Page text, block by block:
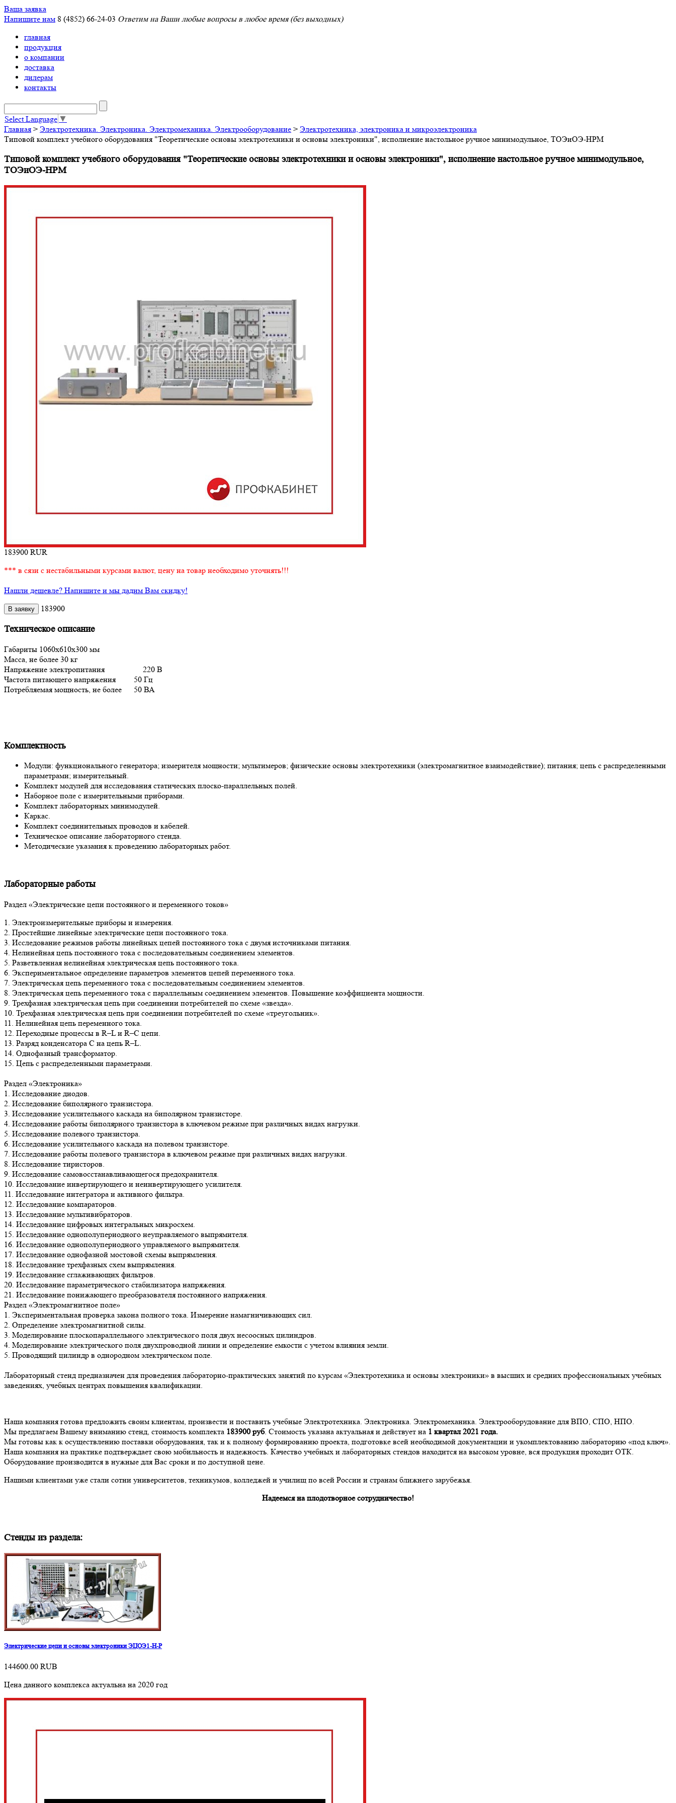
Ваша заявка
Напишите нам 8 (4852) 66-24-03 Ответим на Ваши любые вопросы в любое время (без выходных)
главная
продукция
о компании
доставка
дилерам
контакты
Select Language ▼
Главная > Электротехника. Электроника. Электромеханика. Электрооборудование > Электротехника, электроника и микроэлектроника
Типовой комплект учебного оборудования "Теоретические основы электротехники и основы электроники", исполнение настольное ручное минимодульное, ТОЭиОЭ-НРМ
Типовой комплект учебного оборудования "Теоретические основы электротехники и основы электроники", исполнение настольное ручное минимодульное,
ТОЭиОЭ-НРМ
183900 RUR
*** в сязи с нестабильными курсами валют, цену на товар необходимо уточнять!!!
Нашли дешевле? Напишите и мы дадим Вам скидку!
183900
Техническое описание
Габариты 1060х610х300 мм
Масса, не более 30 кг
Напряжение электропитания 220 В
Частота питающего напряжения 50 Гц
Потребляемая мощность, не более 50 ВА
Комплектность
Модули: функционального генератора; измерителя мощности; мультимеров; физические основы электротехники (электромагнитное взаимодействие); питания; цепь с распределенными
параметрами; измерительный.
Комплект модулей для исследования статических плоско-параллельных полей.
Наборное поле с измерительными приборами.
Комплект лабораторных минимодулей.
Каркас.
Комплект соединительных проводов и кабелей.
Техническое описание лабораторного стенда.
Методические указания к проведению лабораторных работ.
Лабораторные работы
Раздел «Электрические цепи постоянного и переменного токов»
1. Электроизмерительные приборы и измерения.
2. Простейшие линейные электрические цепи постоянного тока.
3. Исследование режимов работы линейных цепей постоянного тока с двумя источниками питания.
4. Нелинейная цепь постоянного тока с последовательным соединением элементов.
5. Разветвленная нелинейная электрическая цепь постоянного тока.
6. Экспериментальное определение параметров элементов цепей переменного тока.
7. Электрическая цепь переменного тока с последовательным соединением элементов.
8. Электрическая цепь переменного тока с параллельным соединением элементов. Повышение коэффициента мощности.
9. Трехфазная электрическая цепь при соединении потребителей по схеме «звезда».
10. Трехфазная электрическая цепь при соединении потребителей по схеме «треугольник».
11. Нелинейная цепь переменного тока.
12. Переходные процессы в R–L и R–C цепи.
13. Разряд конденсатора С на цепь R–L.
14. Однофазный трансформатор.
15. Цепь с распределенными параметрами.
Раздел «Электроника»
1. Исследование диодов.
2. Исследование биполярного транзистора.
3. Исследование усилительного каскада на биполярном транзисторе.
4. Исследование работы биполярного транзистора в ключевом режиме при различных видах нагрузки.
5. Исследование полевого транзистора.
6. Исследование усилительного каскада на полевом транзисторе.
7. Исследование работы полевого транзистора в ключевом режиме при различных видах нагрузки.
8. Исследование тиристоров.
9. Исследование самовосстанавливающегося предохранителя.
10. Исследование инвертирующего и неинвертирующего усилителя.
11. Исследование интегратора и активного фильтра.
12. Исследование компараторов.
13. Исследование мультивибраторов.
14. Исследование цифровых интегральных микросхем.
15. Исследование однополупериодного неуправляемого выпрямителя.
16. Исследование однополупериодного управляемого выпрямителя.
17. Исследование однофазной мостовой схемы выпрямления.
18. Исследование трехфазных схем выпрямления.
19. Исследование сглаживающих фильтров.
20. Исследование параметрического стабилизатора напряжения.
21. Исследование понижающего преобразователя постоянного напряжения.
Раздел «Электромагнитное поле»
1. Экспериментальная проверка закона полного тока. Измерение намагничивающих сил.
2. Определение электромагнитной силы.
3. Моделирование плоскопараллельного электрического поля двух несоосных цилиндров.
4. Моделирование электрического поля двухпроводной линии и определение емкости с учетом влияния земли.
5. Проводящий цилиндр в однородном электрическом поле.
Лабораторный стенд предназначен для проведения лабораторно-практических занятий по курсам «Электротехника и основы электроники» в высших и средних профессиональных учебных
заведениях, учебных центрах повышения квалификации.
Наша компания готова предложить своим клиентам, произвести и поставить учебные Электротехника. Электроника. Электромеханика. Электрооборудование для ВПО, СПО, НПО.
Мы предлагаем Вашему вниманию стенд, стоимость комплекта 183900 руб. Стоимость указана актуальная и действует на 1 квартал 2021 года.
Мы готовы как к осуществлению поставки оборудования, так и к полному формированию проекта, подготовке всей необходимой документации и укомплектованию лабораторию «под ключ».
Наша компания на практике подтверждает свою мобильность и надежность. Качество учебных и лабораторных стендов находится на высоком уровне, вся продукция проходит ОТК.
Оборудование производится в нужные для Вас сроки и по доступной цене.
Нашими клиентами уже стали сотни университетов, техникумов, колледжей и училищ по всей России и странам ближнего зарубежья.
Надеемся на плодотворное сотрудничество!
Стенды из раздела:
Электрические цепи и основы электроники ЭЦОЭ1-Н-Р
144600.00 RUB
Цена данного комплекса актуальна на 2020 год